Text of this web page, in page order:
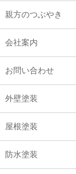
親方のつぶやき
会社案内
お問い合わせ
外壁塗装
屋根塗装
防水塗装